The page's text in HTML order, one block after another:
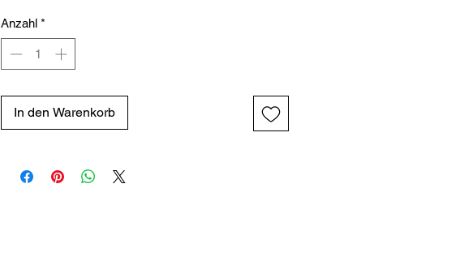
Anzahl *
In den Warenkorb